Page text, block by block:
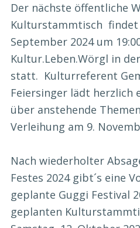
Der nächste öffentliche
Kulturstammtisch findet
September 2024 um
Kultur.Leben.Wörgl in
statt. Kulturreferent
Feiersinger lädt herzlich
über anstehende
Verleihung am 9.
Nach wiederholter
Festes 2024 gibt´s eine
geplante Guggi Festival
geplanten